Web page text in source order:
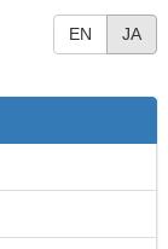
EN JA